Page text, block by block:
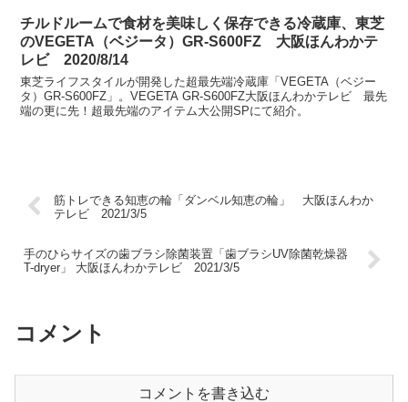
チルドルームで食材を美味しく保存できる冷蔵庫、東芝
のVEGETA（ベジータ）GR-S600FZ 大阪ほんわかテ
レビ 2020/8/14
東芝ライフスタイルが開発した超最先端冷蔵庫「VEGETA（ベジー
タ）GR-S600FZ」。VEGETA GR-S600FZ大阪ほんわかテレビ 最先
端の更に先！超最先端のアイテム大公開SPにて紹介。
筋トレできる知恵の輪「ダンベル知恵の輪」 大阪ほんわか
テレビ 2021/3/5
手のひらサイズの歯ブラシ除菌装置「歯ブラシUV除菌乾燥器
T-dryer」 大阪ほんわかテレビ 2021/3/5
コメント
コメントを書き込む